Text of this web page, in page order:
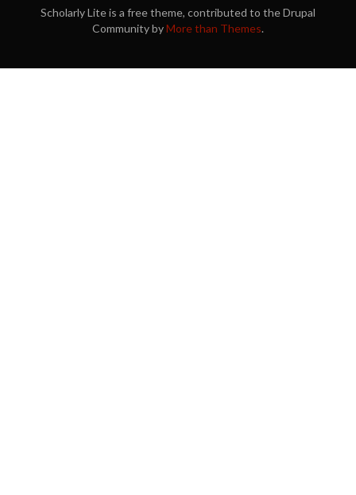
Scholarly Lite is a free theme, contributed to the Drupal
Community byMore than Themes.